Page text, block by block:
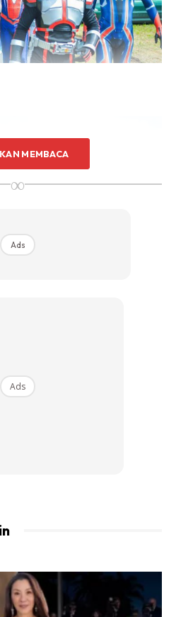
tawa netizen.
facebook apabila jurugambar
MEMBACA
∞
Ads
Ads